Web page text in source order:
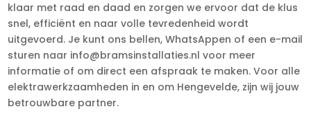
klaar met raad en daad en zorgen we ervoor dat de klus
snel, efficiënt en naar volle tevredenheid wordt
uitgevoerd. Je kunt ons bellen, WhatsAppen of een e-mail
sturen naar info@bramsinstallaties.nl voor meer
informatie of om direct een afspraak te maken. Voor alle
elektrawerkzaamheden in en om Hengevelde, zijn wij jouw
betrouwbare partner.